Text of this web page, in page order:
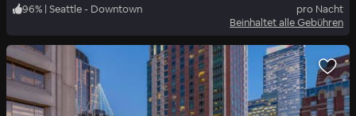
96% | Seattle - Downtown
pro Nacht
Beinhaltet alle Gebühren